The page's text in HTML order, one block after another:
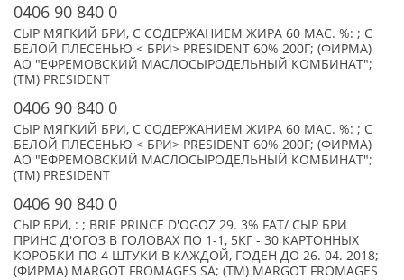
0406 90 840 0
СЫР МЯГКИЙ БРИ, С СОДЕРЖАНИЕМ ЖИРА 60 МАС. %: ; С
БЕЛОЙ ПЛЕСЕНЬЮ < БРИ> PRESIDENT 60% 200Г; (ФИРМА)
АО "ЕФРЕМОВСКИЙ МАСЛОСЫРОДЕЛЬНЫЙ КОМБИНАТ";
(TM) PRESIDENT
0406 90 840 0
СЫР МЯГКИЙ БРИ, С СОДЕРЖАНИЕМ ЖИРА 60 МАС. %: ; С
БЕЛОЙ ПЛЕСЕНЬЮ < БРИ> PRESIDENT 60% 200Г; (ФИРМА)
АО "ЕФРЕМОВСКИЙ МАСЛОСЫРОДЕЛЬНЫЙ КОМБИНАТ";
(TM) PRESIDENT
0406 90 840 0
СЫР БРИ, : ; BRIE PRINCE D'OGOZ 29. 3% FAT/ СЫР БРИ
ПРИНС Д'ОГОЗ В ГОЛОВАХ ПО 1-1, 5КГ - 30 КАРТОННЫХ
КОРОБКИ ПО 4 ШТУКИ В КАЖДОЙ, ГОДЕН ДО 26. 04. 2018;
(ФИРМА) MARGOT FROMAGES SA; (TM) MARGOT FROMAGES